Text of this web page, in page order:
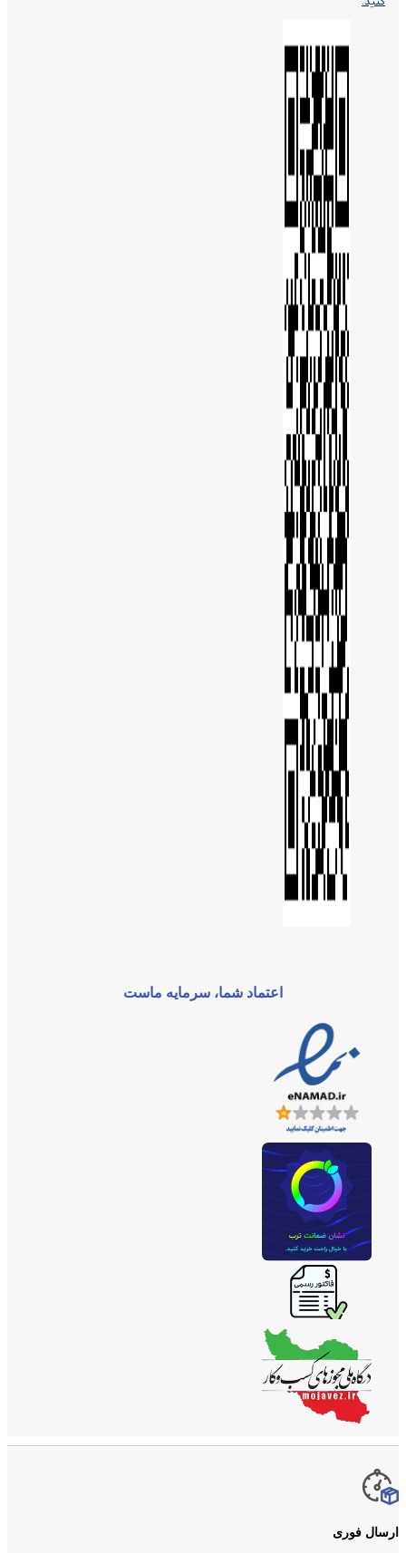
اعتماد شما، سرمایه ماست
ارسال فوری